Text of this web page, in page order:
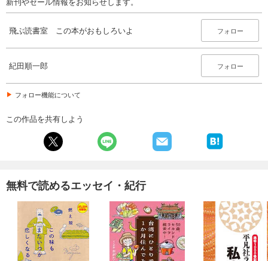
飛ぶ読書室 この本がおもしろいよ フォロー
紀田順一郎 フォロー
フォロー機能について
この作品を共有しよう
無料で読めるエッセイ・紀行